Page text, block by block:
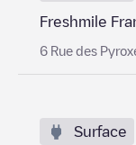
Freshmile
6 Rue des
Surface